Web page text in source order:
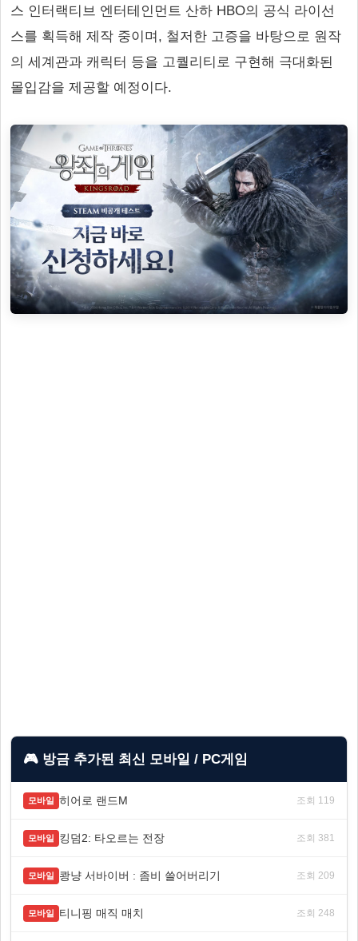
스 인터랙티브 엔터테인먼트 산하 HBO의 공식 라이선
스를 획득해 제작 중이며, 철저한 고증을 바탕으로 원작
의 세계관과 캐릭터 등을 고퀄리티로 구현해 극대화된
몰입감을 제공할 예정이다.
🎮 방금 추가된 최신 모바일 / PC게임
모바일 히어로 랜드M 조회 119
모바일 킹덤2: 타오르는 전장 조회 381
모바일 쾅냥 서바이버 : 좀비 쓸어버리기 조회 209
모바일 티니핑 매직 매치 조회 248